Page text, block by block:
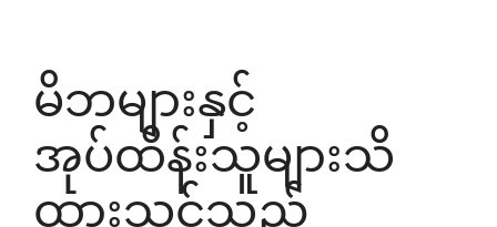
မိဘများနှင့်
အုပ်ထိန်းသူများသိ
ထားသင့်သည့်